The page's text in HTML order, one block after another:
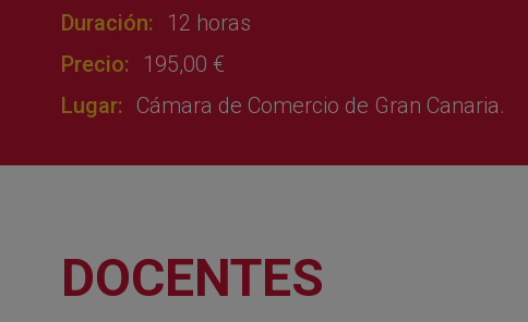
Duración:
12 horas
Precio:
195,00 €
Lugar: Cámara de Comercio de Gran Canaria.
DOCENTES